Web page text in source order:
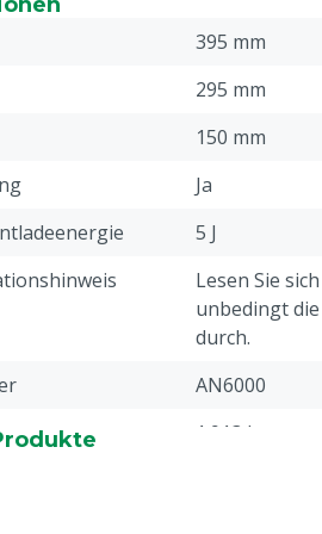
Überwachung: LED-Leiste für
robust: UV-beständiges,
Solarenergie: Kompatibel mit
garantiert: 5 Jahre Garantie
395 mm
295 mm
150 mm
Ja
5 J
Lesen Sie
unbedingt
durch.
AN6000
1.913 kg